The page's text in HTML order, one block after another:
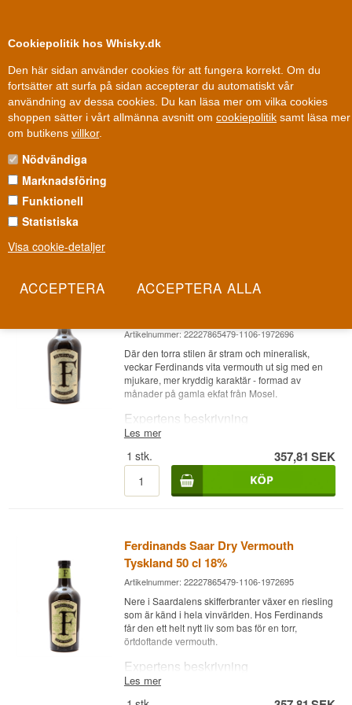
Cookiepolitik hos Whisky.dk
Den här sidan använder cookies för att fungera korrekt. Om du
fortsätter att surfa på sidan accepterar du automatiskt vår
användning av dessa cookies. Du kan läsa mer om vilka cookies
shoppen sätter i vårt allmänna avsnitt om cookiepolitik samt läsa mer
om butikens villkor.
Nödvändiga
Marknadsföring
Funktionell
Statistiska
Visa cookie-detaljer
Fri leverans Fri frakt vid 899 dkk
Vin»Vermouth»Ferdinands Vermouth
FERDINANDS VERMOUTH
Världens första Riesling-baserade vermouth, skapad i samarbete
mellan en gin-destillatör och en Saar-vingård. Ferdinands
Les mer
Ferdinands Saar White Vermouth
Artikelnummer: 22227865479-1106-1972696
Där den torra stilen är stram och mineralisk,
veckar Ferdinands vita vermouth ut sig med en
mjukare, mer kryddig karaktär - formad av
månader på gamla ekfat från Mosel.
Expertens beskrivning
vermouth med bas av riesling från Saardalen och
en alkoholhalt på 18 procent. Precis som sitt torra
syskon bygger denna vermouth på ett destilleris
egen kvalitetsriesling från det ansedda
örterna tillsätts.
Vermouthen har skapats genom samma
samarbete som ligger bakom Ferdinands övriga
produkter, mellan mästardestillatör Andreas
Vallendar från Avadis Destilleri i Wincheringen-
Bilzingen och vinmakaren Dorothee Zilliken från
Weingut Forstmeister Geltz-Zilliken i Saarburg.
blommor tillsätts basvinet, vilket ger vermouthen
dess karaktäristiska kryddiga och samtidigt
Les mer
1 stk. 357,81 SEK
Ferdinands Saar Dry Vermouth
Tyskland 50 cl 18%
Artikelnummer: 22227865479-1106-1972695
Nere i Saardalens skifferbranter växer en riesling
som är känd i hela vinvärlden. Hos Ferdinands
får den ett helt nytt liv som bas för en torr,
örtdoftande vermouth.
Expertens beskrivning
Les mer